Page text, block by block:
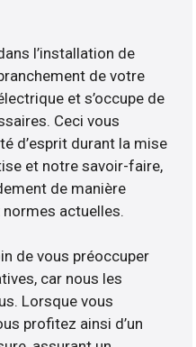
l’installation de
de votre
et s’occupe de
Ceci vous
d’esprit durant la mise
et notre savoir-faire,
de manière
actuelles.
de vous préoccuper
car nous les
Lorsque vous
profitez ainsi d’un